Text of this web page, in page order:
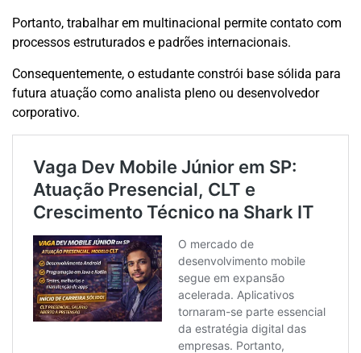
Portanto, trabalhar em multinacional permite contato com
processos estruturados e padrões internacionais.
Consequentemente, o estudante constrói base sólida para
futura atuação como analista pleno ou desenvolvedor
corporativo.